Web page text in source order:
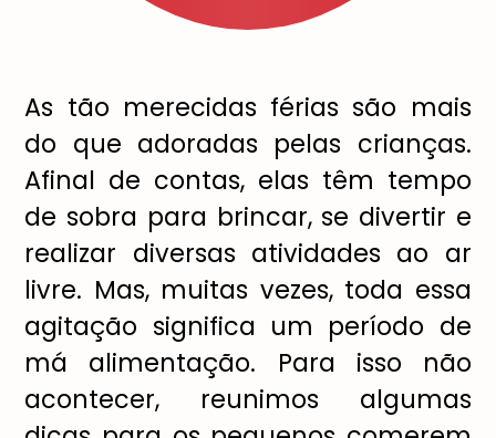
As tão merecidas férias são mais
do que adoradas pelas crianças.
Afinal de contas, elas têm tempo
de sobra para brincar, se divertir e
realizar diversas atividades ao ar
livre. Mas, muitas vezes, toda essa
agitação significa um período de
má alimentação. Para isso não
acontecer, reunimos algumas